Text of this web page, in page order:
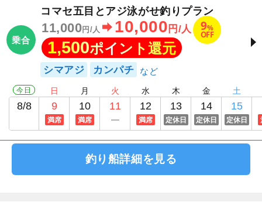
乗合
コマセ五目とアジ泳がせ釣りプラン
11,000 円/人 10,000 円/人 9%
OFF
1,500ポイント還元
シマアジ カンパチ
今日
8/8
日
9
満席
月
10
満席
火
11
水
12
満席
木
13
定休日
金
14
定休日
土
15
定休日
釣り船詳細を見る